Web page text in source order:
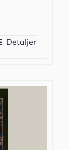
Detaljer